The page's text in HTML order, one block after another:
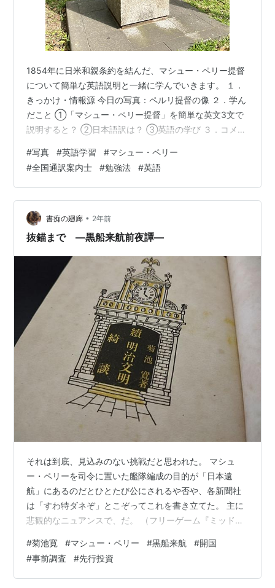
1854年に日米和親条約を結んだ、マシュー・ペリー提督
について簡単な英語説明と一緒に学んでいきます。 １．
きっかけ・情報源 今日の写真：ペルリ提督の像 ２．学ん
だこと ①「マシュー・ペリー提督」を簡単な英文3文で
説明すると？ ②日本語訳は？ ③英語の学び ３．コメン
グ内リンク（トップページ含む） １．きっかけ・情報源
今年は、手元にある写真や本からも日本を英語と一緒に
学んでいきます。 今回の写真は、ペルリ提督の像。 芝公
園（東京都港区）にあるマシュー・ペリー提督の像で
す。 今日は、マシュー・ペリー提督を英語で学びます。
今日の写真：ペルリ提…
#写真 #英語学習 #マシュー・ペリー
#全国通訳案内士 #勉強法 #英語
書痴の廻廊 • 2年前
抜錨まで ―黒船来航前夜譚―
それは到底、見込みのない挑戦だと思われた。 マシュ
ー・ペリーを司令に置いた艦隊編成の目的が「日本遠
航」にあるのだとひとたび公にされるや否や、各新聞社
は「すわ特ダネぞ」とこぞってこれを書き立てた。 主に
悲観的なニュアンスで、だ。 （フリーゲーム『ミッドナ
を開国せしめ得ると信ずるは、徒に内外の笑ひを買ふに
過ぎず」と口を極めて警告し、ロンドン・タイムズに至
っては、「これ巧妙なる軽業師をして、風船に乗じて、
#菊池寛 #マシュー・ペリー #黒船来航 #開国
#事前調査 #先行投資